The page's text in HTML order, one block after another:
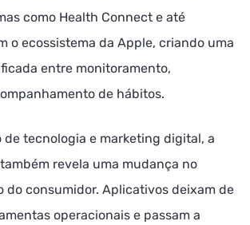
como Health Connect e até
o ecossistema da Apple, criando uma
entre monitoramento,
de hábitos.
de tecnologia e marketing digital, a
revela uma mudança no
do consumidor. Aplicativos deixam de
operacionais e passam a